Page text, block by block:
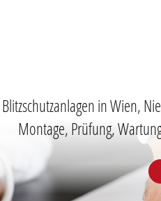
Blitzschutzanlagen in Wien,
Montage, Prüfung,